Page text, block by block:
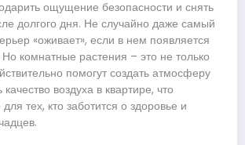
ощущение безопасности и снять
долгого дня. Не случайно даже самый
«оживает», если в нем появляется
комнатные растения – это не только
помогут создать атмосферу
воздуха в квартире, что
тех, кто заботится о здоровье и